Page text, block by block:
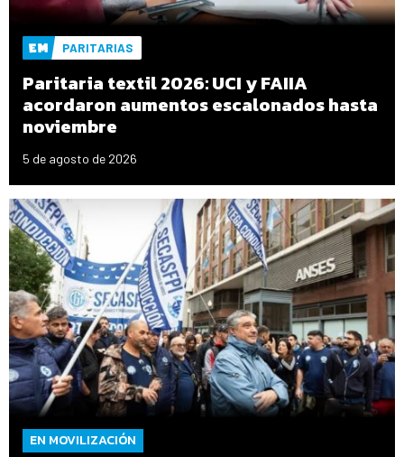
PARITARIAS
Paritaria textil 2026: UCI y FAIIA
acordaron aumentos escalonados hasta
noviembre
5 de agosto de 2026
EN MOVILIZACIÓN